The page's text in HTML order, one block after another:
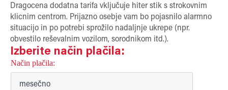
Dragocena dodatna tarifa vključuje hiter stik s strokovnim
klicnim centrom. Prijazno osebje vam bo pojasnilo alarmno
situacijo in po potrebi sprožilo nadaljnje ukrepe (npr.
obvestilo reševalnim vozilom, sorodnikom itd.).
Izberite način plačila:
Način plačila